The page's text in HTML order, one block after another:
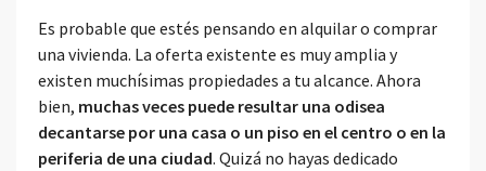
Es probable que estés pensando en alquilar o comprar
una vivienda. La oferta existente es muy amplia y
existen muchísimas propiedades a tu alcance. Ahora
bien, muchas veces puede resultar una odisea
decantarse por una casa o un piso en el centro o en la
periferia de una ciudad. Quizá no hayas dedicado